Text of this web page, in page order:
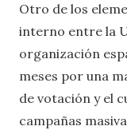
Otro de los
interno entre la
organización
meses por una
de votación y el
campañas